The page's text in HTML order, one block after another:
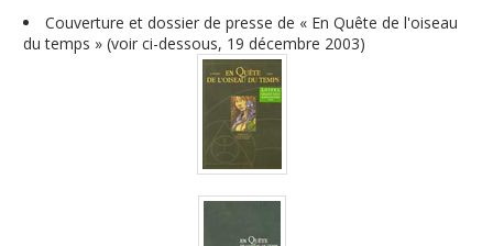
Couverture et dossier de presse de « En Quête de l'oiseau
du temps » (voir ci-dessous, 19 décembre 2003)